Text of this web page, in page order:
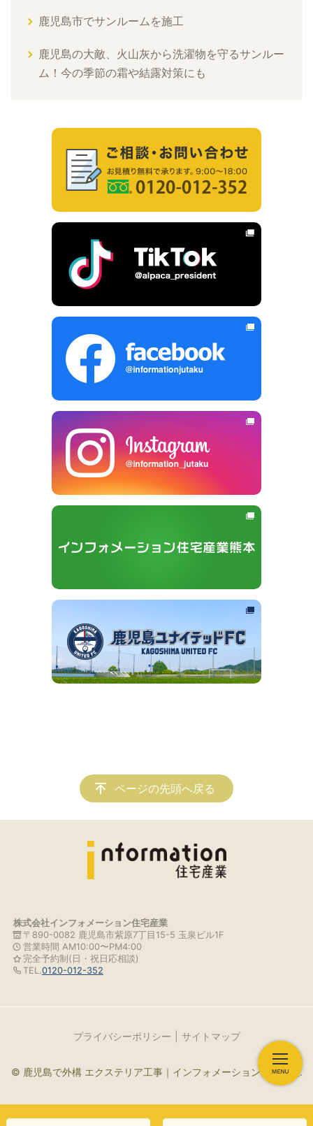
鹿児島市でサンルームを施工
鹿児島の大敵、火山灰から洗濯物を守るサンルー
ム！今の季節の霜や結露対策にも
ページの先頭へ戻る
株式会社インフォメーション住宅産業
〒890-0082 鹿児島市紫原7丁目15-5 玉泉ビル1F
営業時間 AM10:00〜PM4:00
完全予約制(日・祝日応相談)
TEL.0120-012-352
プライバシーポリシー サイトマップ
© 鹿児島で外構 エクステリア工事｜インフォメーション住宅産業.